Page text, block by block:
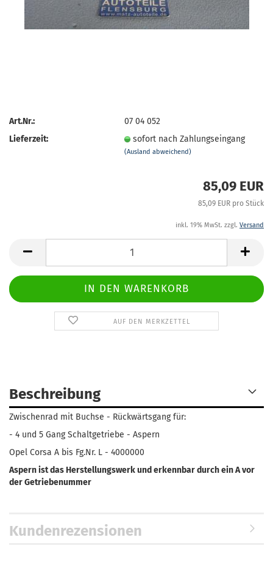
Art.Nr.:
07 04 052
Lieferzeit:
sofort nach Zahlungseingang
(Ausland abweichend)
85,09 EUR
85,09 EUR pro Stück
inkl. 19% MwSt. zzgl. Versand
AUF DEN MERKZETTEL
Beschreibung
Zwischenrad mit Buchse - Rückwärtsgang für:
- 4 und 5 Gang Schaltgetriebe - Aspern
Opel Corsa A bis Fg.Nr. L - 4000000
Aspern ist das Herstellungswerk und erkennbar durch ein A vor
der Getriebenummer
Kundenrezensionen